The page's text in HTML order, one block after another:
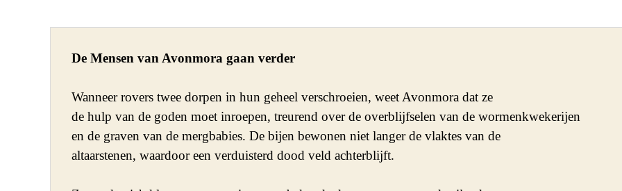
De Mensen van Avonmora gaan verder
Wanneer rovers twee dorpen in hun geheel verschroeien, weet Avonmora dat ze
de hulp van de goden moet inroepen, treurend over de overblijfselen van de wormenkwekerijen
en de graven van de mergbabies. De bijen bewonen niet langer de vlaktes van de
altaarstenen, waardoor een verduisterd dood veld achterblijft.